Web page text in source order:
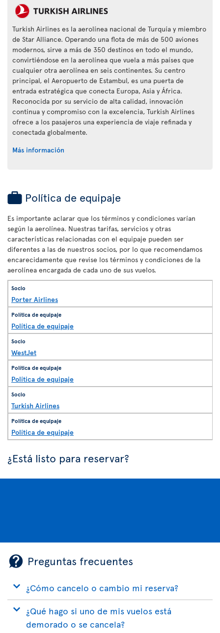
Turkish Airlines es la aerolínea nacional de Turquía y miembro
de Star Alliance. Operando una flota de más de 500 aviones
modernos, sirve a más de 350 destinos en todo el mundo,
convirtiéndose en la aerolínea que vuela a más países que
cualquier otra aerolínea en seis continentes. Su centro
principal, el Aeropuerto de Estambul, es una puerta de
entrada estratégica que conecta Europa, Asia y África.
Reconocida por su servicio de alta calidad, innovación
continua y compromiso con la excelencia, Turkish Airlines
ofrece a los pasajeros una experiencia de viaje refinada y
conectada globalmente.
Más información
Política de equipaje
Es importante aclarar que los términos y condiciones varían
según la aerolínea. Nuestras tarifas, servicios y otras
características relacionadas con el equipaje pueden ser
diferentes a las de nuestros socios, por lo que recomendamos
encarecidamente que revise los términos y condiciones de la
aerolínea encargada de cada uno de sus vuelos.
Porter Airlines
Política de equipaje
WestJet
Política de equipaje
Turkish Airlines
Política de equipaje
¿Está listo para reservar?
Preguntas frecuentes
¿Cómo cancelo o cambio mi reserva?
¿Qué hago si uno de mis vuelos está
demorado o se cancela?